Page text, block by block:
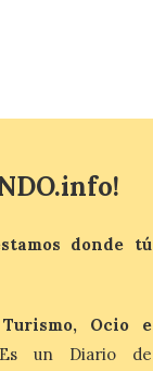
efectivos, de
especialidades
ciudadana, la
del medio
donde tú
Ocio e
un Diario de